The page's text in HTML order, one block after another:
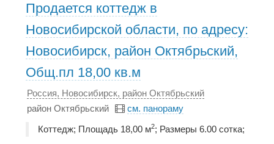
Продается коттедж в
Новосибирской области, по адресу:
Новосибирск, район Октябрьский,
Общ.пл 18,00 кв.м
Россия, Новосибирск, район Октябрьский
район Октябрьский
см. панораму
Коттедж; Площадь 18,00 м2; Размеры 6.00 сотка;